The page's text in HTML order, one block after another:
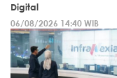
Digital
06/08/2026 14:40 WIB